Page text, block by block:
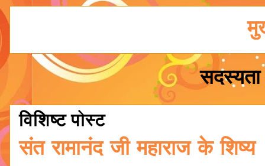
विशिष्ट पोस्ट
संत रामानंद जी महाराज के शिष्य